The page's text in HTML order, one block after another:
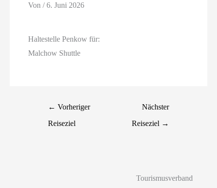
Von/6. Juni 2026
Haltestelle Penkow für:
Malchow Shuttle
← Vorheriger
Reiseziel
Nächster
Reiseziel →
Tourismusverband